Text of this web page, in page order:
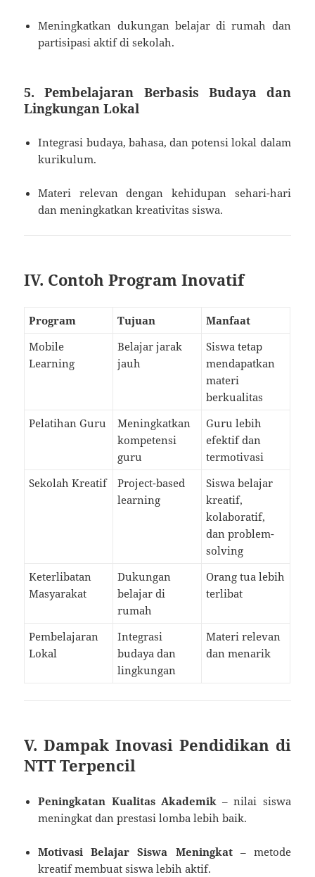
Meningkatkan dukungan belajar di rumah dan
partisipasi aktif di sekolah.
5. Pembelajaran Berbasis Budaya dan
Lingkungan Lokal
Integrasi budaya, bahasa, dan potensi lokal dalam
kurikulum.
Materi relevan dengan kehidupan sehari-hari
dan meningkatkan kreativitas siswa.
IV. Contoh Program Inovatif
Program Tujuan
Manfaat
Mobile
Learning
Belajar jarak
jauh
Siswa tetap
mendapatkan
materi
berkualitas
Pelatihan Guru
Meningkatkan
kompetensi
guru
Guru lebih
efektif dan
termotivasi
Sekolah Kreatif
Project-based
learning
Siswa belajar
kreatif,
kolaboratif,
dan problem-
solving
Keterlibatan
Masyarakat
Dukungan
belajar di
rumah
Orang tua lebih
terlibat
Pembelajaran
Lokal
Integrasi
budaya dan
lingkungan
Materi relevan
dan menarik
V. Dampak Inovasi Pendidikan di
NTT Terpencil
Peningkatan Kualitas Akademik– nilai siswa
meningkat dan prestasi lomba lebih baik.
Motivasi Belajar Siswa Meningkat– metode
kreatif membuat siswa lebih aktif.